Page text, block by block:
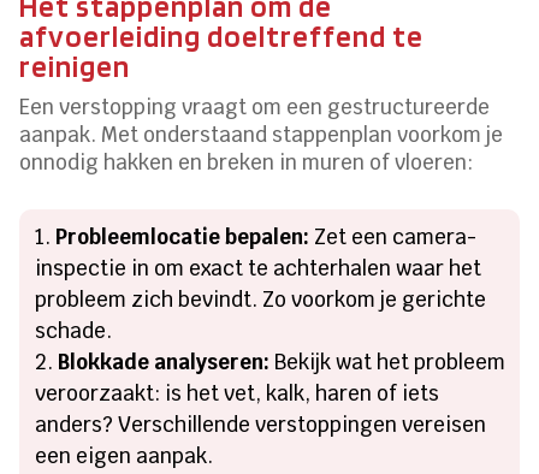
afvoerleiding doeltreffend te
reinigen
Een verstopping vraagt om een gestructureerde
aanpak. Met onderstaand stappenplan voorkom je
onnodig hakken en breken in muren of vloeren:
Probleemlocatie bepalen: Zet een camera-
inspectie in om exact te achterhalen waar het
probleem zich bevindt. Zo voorkom je gerichte
schade.
Blokkade analyseren: Bekijk wat het probleem
veroorzaakt: is het vet, kalk, haren of iets
anders? Verschillende verstoppingen vereisen
een eigen aanpak.